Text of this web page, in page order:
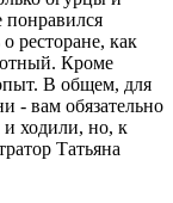
ресторане, как
Кроме
В общем, для
- вам обязательно
ходили, но, к
Татьяна